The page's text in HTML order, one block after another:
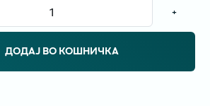
+
ДОДАЈ ВО КОШНИЧКА